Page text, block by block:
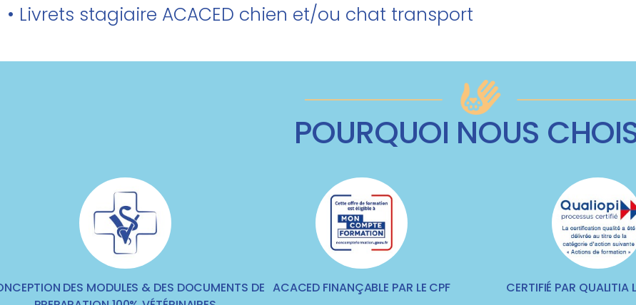
• Livrets stagiaire ACACED chien et/ou chat transport
POURQUOI NOUS
DES MODULES & DES DOCUMENTS DE ACACED FINANÇABLE PAR LE CPF CERTIFIÉ PAR QUALITIA